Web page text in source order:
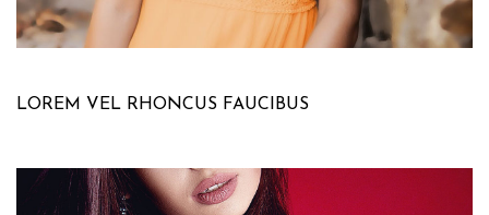
LOREM VEL RHONCUS FAUCIBUS